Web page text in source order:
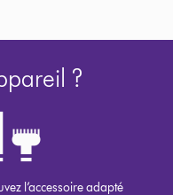
?
l’accessoire adapté